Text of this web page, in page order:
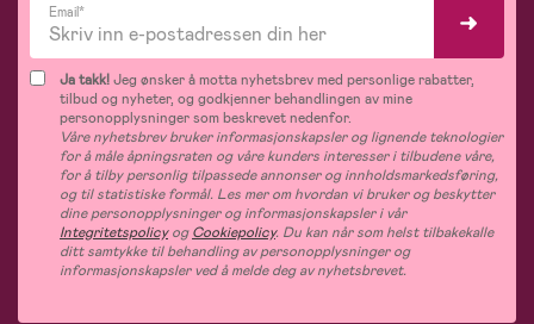
Email*
Ja takk!Jeg ønsker å motta nyhetsbrev med personlige rabatter,
tilbud og nyheter, og godkjenner behandlingen av mine
personopplysninger som beskrevet nedenfor.
Våre nyhetsbrev bruker informasjonskapsler og lignende teknologier
for å måle åpningsraten og våre kunders interesser i tilbudene våre,
for å tilby personlig tilpassede annonser og innholdsmarkedsføring,
og til statistiske formål. Les mer om hvordan vi bruker og beskytter
dine personopplysninger og informasjonskapsler i vår
IntegritetspolicyogCookiepolicy. Du kan når som helst tilbakekalle
ditt samtykke til behandling av personopplysninger og
informasjonskapsler ved å melde deg av nyhetsbrevet.